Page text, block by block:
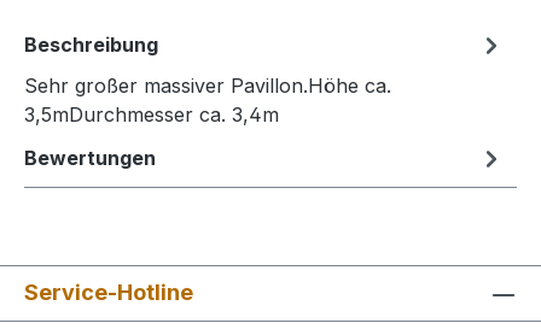
Beschreibung
Sehr großer massiver Pavillon.Höhe ca.
3,5mDurchmesser ca. 3,4m
Bewertungen
Service-Hotline